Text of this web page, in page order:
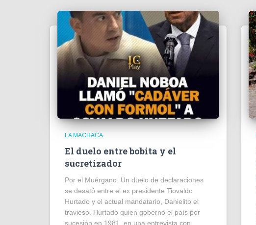
LA MACHACA
El duelo entre bobita y el
sucretizador
Por el Muérgano. Un duelo de declaraciones
se desató entre el ex presidente Tiovaldo
Hurtado y el actual mandatario, Danielito el
travieso. Hurtado quien gobernó el país por
sucesión en 1981, en una entrevista con